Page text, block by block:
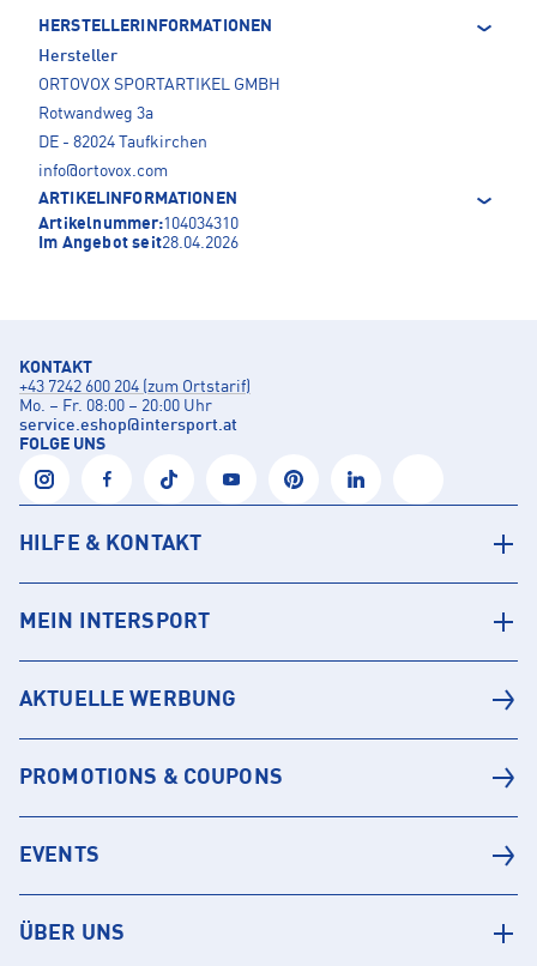
HERSTELLERINFORMATIONEN
Hersteller
ORTOVOX SPORTARTIKEL GMBH
Rotwandweg 3a
DE - 82024 Taufkirchen
info@ortovox.com
ARTIKELINFORMATIONEN
Artikelnummer:104034310
Im Angebot seit28.04.2026
KONTAKT
+43 7242 600 204 (zum Ortstarif)
Mo. – Fr. 08:00 – 20:00 Uhr
service.eshop@intersport.at
FOLGE UNS
HILFE & KONTAKT
MEIN INTERSPORT
AKTUELLE WERBUNG
PROMOTIONS & COUPONS
EVENTS
ÜBER UNS